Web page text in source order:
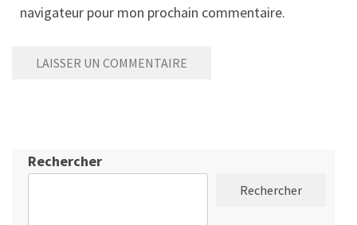
navigateur pour mon prochain commentaire.
Rechercher
Rechercher